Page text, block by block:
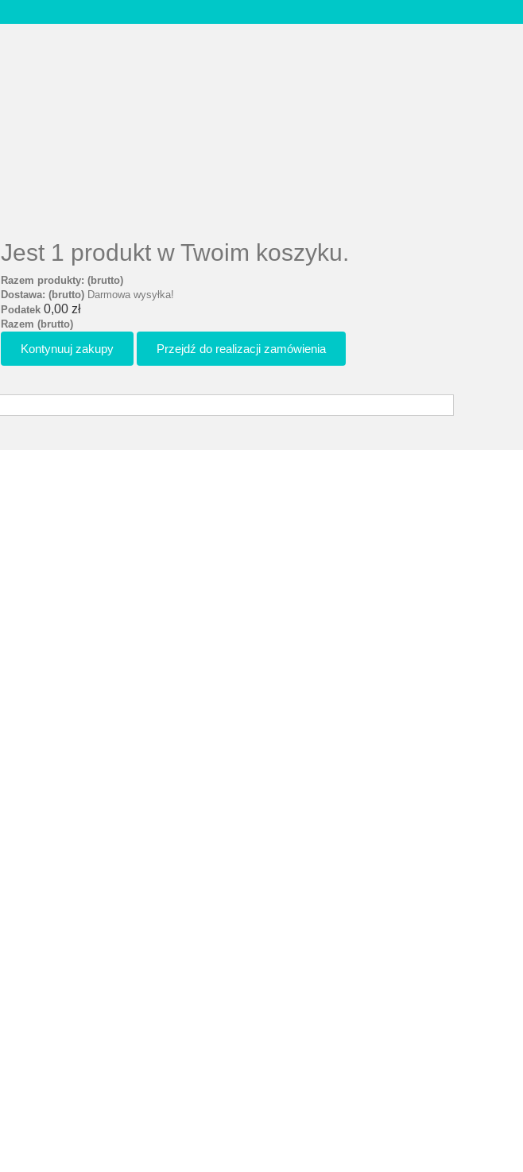
Jest 1 produkt w Twoim koszyku.
Razem produkty: (brutto)
Dostawa: (brutto) Darmowa wysyłka!
Podatek 0,00 zł
Razem (brutto)
Kontynuuj zakupy Przejdź do realizacji zamówienia